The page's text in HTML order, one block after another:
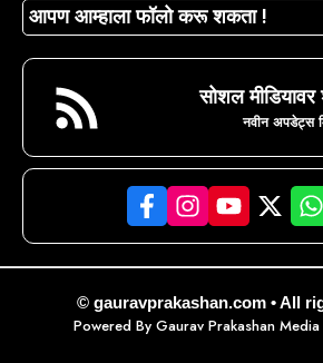
आपण आम्हाला फॉलो करू शकता !
सोशल
नवीन अपडेट्स
© gauravprakashan.com • All
Powered By Gaurav Prakashan Media